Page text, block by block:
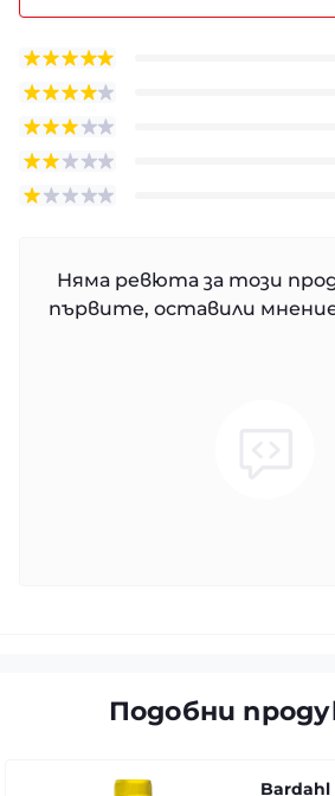
Няма ревюта за този
първите, оставили
Подобни
Bardahl